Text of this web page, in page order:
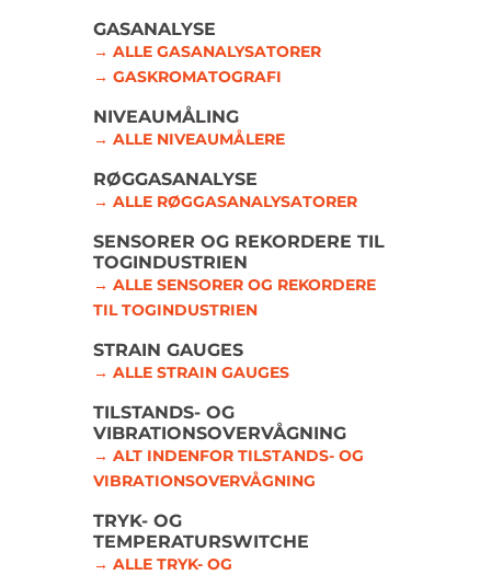
GASANALYSE
→ ALLE GASANALYSATORER
→ GASKROMATOGRAFI
NIVEAUMÅLING
→ ALLE NIVEAUMÅLERE
RØGGASANALYSE
→ ALLE RØGGASANALYSATORER
SENSORER OG REKORDERE TIL
TOGINDUSTRIEN
→ ALLE SENSORER OG REKORDERE
TIL TOGINDUSTRIEN
STRAIN GAUGES
→ ALLE STRAIN GAUGES
TILSTANDS- OG
VIBRATIONSOVERVÅGNING
→ ALT INDENFOR TILSTANDS- OG
VIBRATIONSOVERVÅGNING
TRYK- OG
TEMPERATURSWITCHE
→ ALLE TRYK- OG